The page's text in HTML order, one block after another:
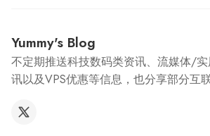
Yummy's Blog
不定期推送科技数码类资讯、流媒体/
讯以及VPS优惠等信息，也分享部分互联